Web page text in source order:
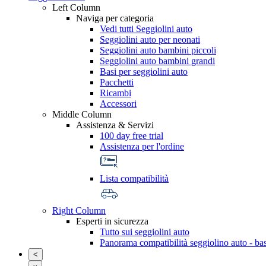
Left Column
Naviga per categoria
Vedi tutti Seggiolini auto
Seggiolini auto per neonati
Seggiolini auto bambini piccoli
Seggiolini auto bambini grandi
Basi per seggiolini auto
Pacchetti
Ricambi
Accessori
Middle Column
Assistenza & Servizi
100 day free trial
Assistenza per l'ordine
Lista compatibilità
Right Column
Esperti in sicurezza
Tutto sui seggiolini auto
Panorama compatibilità seggiolino auto -
<